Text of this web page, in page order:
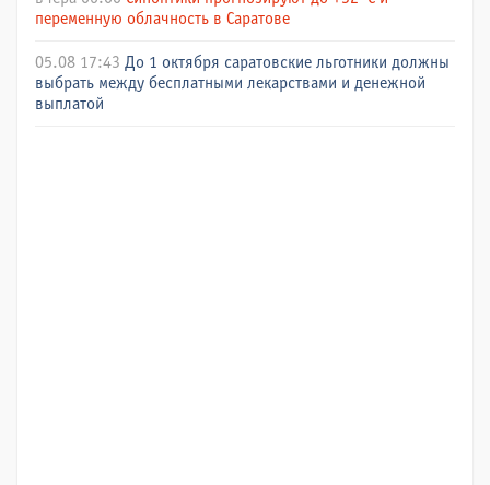
переменную облачность в Саратове
05.08 17:43 До 1 октября саратовские льготники должны
выбрать между бесплатными лекарствами и денежной
выплатой